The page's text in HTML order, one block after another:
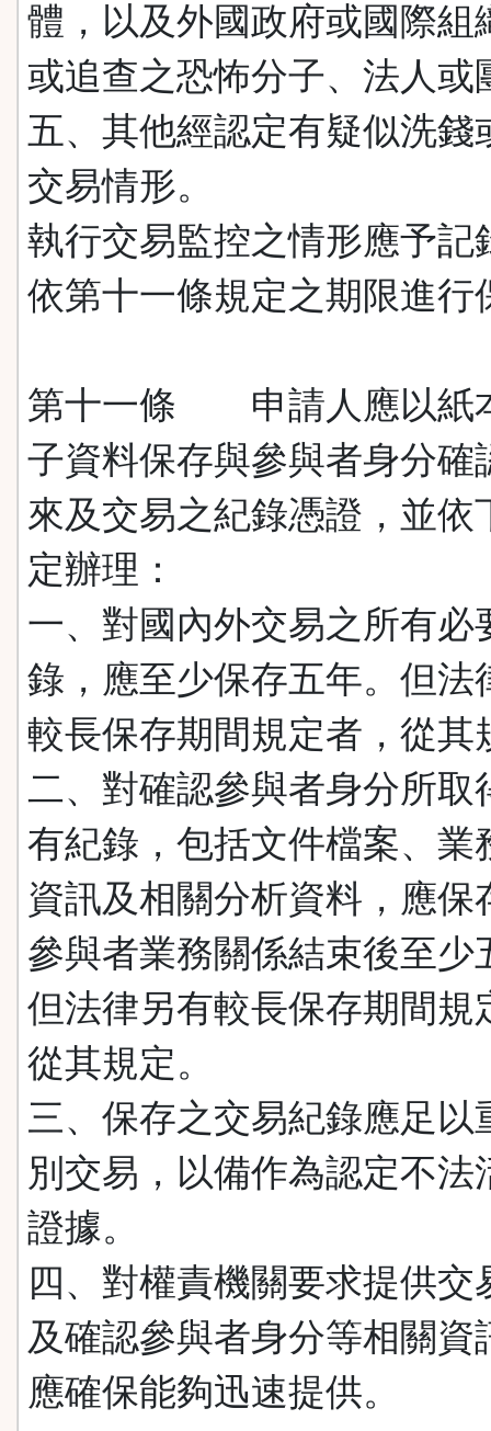
體，以及外國政府或國際組
或追查之恐怖分子、法人或
五、其他經認定有疑似洗錢
交易情形。
執行交易監控之情形應予記
依第十一條規定之期限進行
第十一條 申請人應以紙
子資料保存與參與者身分確
來及交易之紀錄憑證，並依
定辦理：
一、對國內外交易之所有必
錄，應至少保存五年。但法
較長保存期間規定者，從其
二、對確認參與者身分所取
有紀錄，包括文件檔案、業
資訊及相關分析資料，應保
參與者業務關係結束後至少
但法律另有較長保存期間規
從其規定。
三、保存之交易紀錄應足以
別交易，以備作為認定不法
證據。
四、對權責機關要求提供交
及確認參與者身分等相關資
應確保能夠迅速提供。